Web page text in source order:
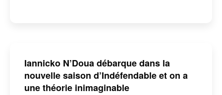
Iannicko N’Doua débarque dans la
nouvelle saison d’Indéfendable et on a
une théorie inimaginable